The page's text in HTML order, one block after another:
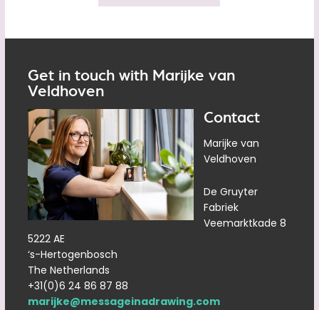
Get in touch with Marijke van
Veldhoven
Contact
Marijke van
Veldhoven
De Gruyter
Fabriek
Veemarktkade 8
5222 AE
‘s-Hertogenbosch
The Netherlands
+31(0)6 24 86 87 88
marijke@messageinadrawing.com